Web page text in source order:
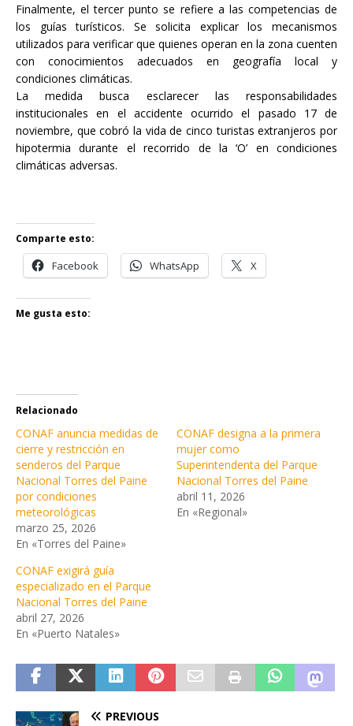
Finalmente, el tercer punto se refiere a las competencias de
los guías turísticos. Se solicita explicar los mecanismos
utilizados para verificar que quienes operan en la zona cuenten
con conocimientos adecuados en geografía local y
condiciones climáticas.
La medida busca esclarecer las responsabilidades
institucionales en el accidente ocurrido el pasado 17 de
noviembre, que cobró la vida de cinco turistas extranjeros por
hipotermia durante el recorrido de la ‘O’ en condiciones
climáticas adversas.
Comparte esto:
Facebook WhatsApp X
Me gusta esto:
Relacionado
CONAF anuncia medidas de
cierre y restricción en
senderos del Parque
Nacional Torres del Paine
por condiciones
meteorológicas
marzo 25, 2026
En «Torres del Paine»
CONAF designa a la primera
mujer como
Superintendenta del Parque
Nacional Torres del Paine
abril 11, 2026
En «Regional»
CONAF exigirá guía
especializado en el Parque
Nacional Torres del Paine
abril 27, 2026
En «Puerto Natales»
PREVIOUS